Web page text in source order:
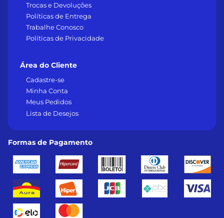
Trocas e Devoluções
Políticas de Entrega
Trabalhe Conosco
Políticas de Privacidade
Área do Cliente
Cadastre-se
Minha Conta
Meus Pedidos
Lista de Desejos
Formas de Pagamento